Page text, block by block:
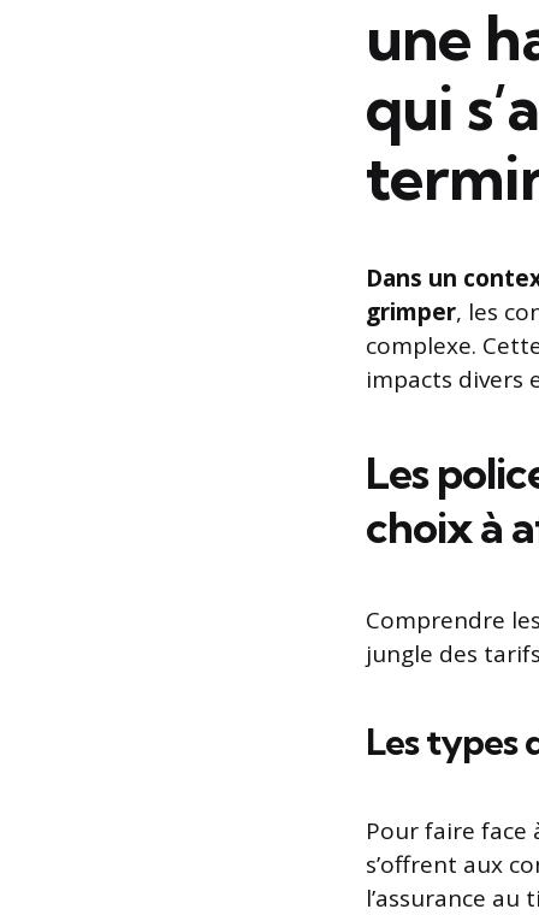
une
qui
Dans un
grimper, les
complexe.
impacts divers
Les
choix à
Comprendre
jungle des
Les types
Pour faire face
s’offrent aux
l’assurance au